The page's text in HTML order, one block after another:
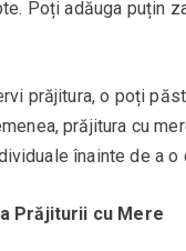
Poți adăuga puțin
prăjitura, o poți
prăjitura cu
înainte de a
Prăjiturii cu Mere